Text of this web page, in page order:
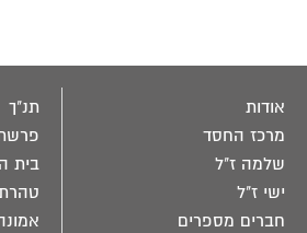
אודות
מרכז החסד
שלמה ז"ל
ישי ז"ל
חברים מספרים
תנ"ך
בית